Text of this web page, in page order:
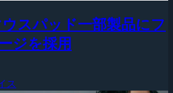
ウスパッド一部製品にフ
ジを採用
ス